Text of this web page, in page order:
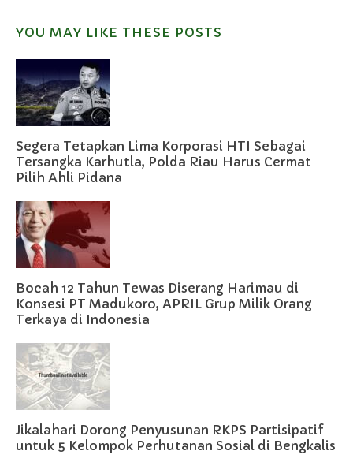
YOU MAY LIKE THESE POSTS
Segera Tetapkan Lima Korporasi HTI Sebagai
Tersangka Karhutla, Polda Riau Harus Cermat
Pilih Ahli Pidana
Bocah 12 Tahun Tewas Diserang Harimau di
Konsesi PT Madukoro, APRIL Grup Milik Orang
Terkaya di Indonesia
Jikalahari Dorong Penyusunan RKPS Partisipatif
untuk 5 Kelompok Perhutanan Sosial di Bengkalis